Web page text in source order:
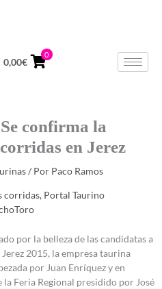
0,00€
0
confirma la
en Jerez
/ Por Paco Ramos
por la belleza de las candidatas a
2015, la empresa taurina
por Juan Enríquez y en
Feria Regional presidido por José